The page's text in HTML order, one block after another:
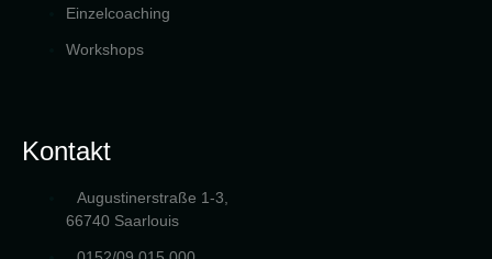
Einzelcoaching
Workshops
Kontakt
Augustinerstraße 1-3,
66740 Saarlouis